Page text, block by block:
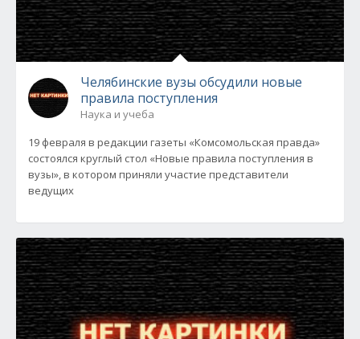
Челябинские вузы обсудили новые
правила поступления
Наука и учеба
19 февраля в редакции газеты «Комсомольская правда»
состоялся круглый стол «Новые правила поступления в
вузы», в котором приняли участие представители
ведущих